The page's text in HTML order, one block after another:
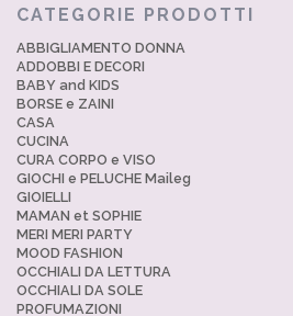
CATEGORIE PRODOTTI
ABBIGLIAMENTO DONNA
ADDOBBI E DECORI
BABY and KIDS
BORSE e ZAINI
CASA
CUCINA
CURA CORPO e VISO
GIOCHI e PELUCHE Maileg
GIOIELLI
MAMAN et SOPHIE
MERI MERI PARTY
MOOD FASHION
OCCHIALI DA LETTURA
OCCHIALI DA SOLE
PROFUMAZIONI